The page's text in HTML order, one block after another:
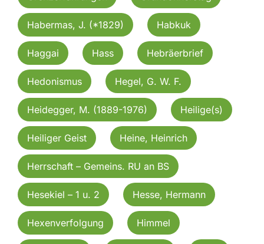
Habermas, J. (*1829) Habkuk
Haggai Hass Hebräerbrief
Hedonismus Hegel, G. W. F.
Heidegger, M. (1889-1976) Heilige(s)
Heiliger Geist Heine, Heinrich
Herrschaft – Gemeins. RU an BS
Hesekiel – 1 u. 2 Hesse, Hermann
Hexenverfolgung Himmel